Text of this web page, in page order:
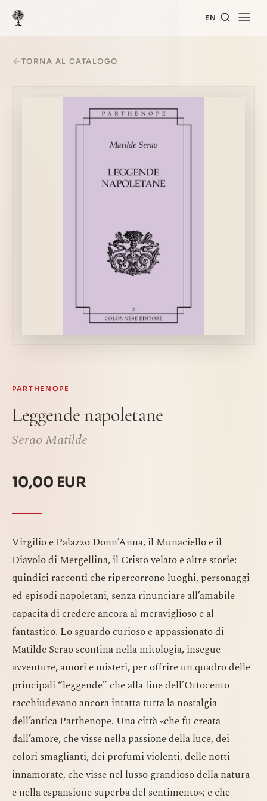
EN
TORNA AL CATALOGO
PARTHENOPE
Leggende napoletane
Serao Matilde
10,00 EUR
Virgilio e Palazzo Donn’Anna, il Munaciello e il
Diavolo di Mergellina, il Cristo velato e altre storie:
quindici racconti che ripercorrono luoghi, personaggi
ed episodi napoletani, senza rinunciare all’amabile
capacità di credere ancora al meraviglioso e al
fantastico. Lo sguardo curioso e appassionato di
Matilde Serao sconfina nella mitologia, insegue
avventure, amori e misteri, per offrire un quadro delle
principali “leggende” che alla fine dell’Ottocento
racchiudevano ancora intatta tutta la nostalgia
dell’antica Parthenope. Una città «che fu creata
dall’amore, che visse nella passione della luce, dei
colori smaglianti, dei profumi violenti, delle notti
innamorate, che visse nel lusso grandioso della natura
e nella espansione superba del sentimento»; e che